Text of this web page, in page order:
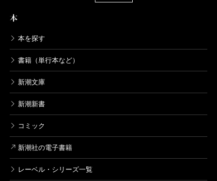
本
本を探す
書籍（単行本など）
新潮文庫
新潮新書
コミック
新潮社の電子書籍
レーベル・シリーズ一覧